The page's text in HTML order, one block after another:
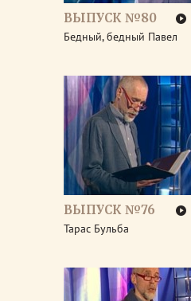
ВЫПУСК №80
Бедный, бедный Павел
ВЫПУСК №76
Тарас Бульба